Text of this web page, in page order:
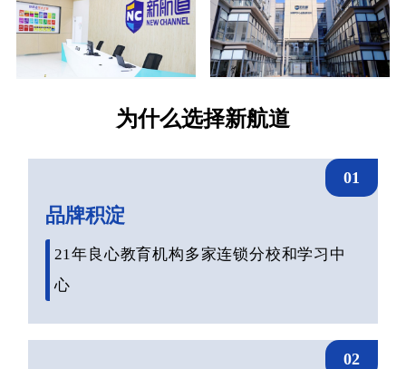
为什么选择新航道
01
品牌积淀
21年良心教育机构多家连锁分校和学习中
心
02